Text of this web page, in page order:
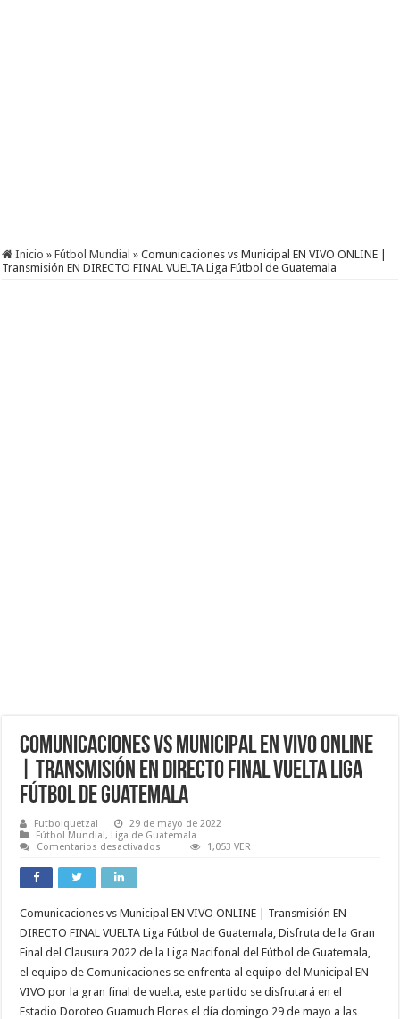
Inicio » Fútbol Mundial » Comunicaciones vs Municipal EN VIVO ONLINE |
Transmisión EN DIRECTO FINAL VUELTA Liga Fútbol de Guatemala
Comunicaciones vs Municipal EN VIVO ONLINE
| Transmisión EN DIRECTO FINAL VUELTA Liga
Fútbol de Guatemala
Futbolquetzal
29 de mayo de 2022
Fútbol Mundial, Liga de Guatemala
Comentarios desactivados
ONLINE
Transmisión
EN
DIRECTO
FINAL
VUELTA
Liga
Fútbol
1,053 VER
Comunicaciones vs Municipal EN VIVO ONLINE | Transmisión EN
DIRECTO FINAL VUELTA Liga Fútbol de Guatemala, Disfruta de la Gran
Final del Clausura 2022 de la Liga Nacifonal del Fútbol de Guatemala,
el equipo de Comunicaciones se enfrenta al equipo del Municipal EN
VIVO por la gran final de vuelta, este partido se disfrutará en el
Estadio Doroteo Guamuch Flores el día domingo 29 de mayo a las